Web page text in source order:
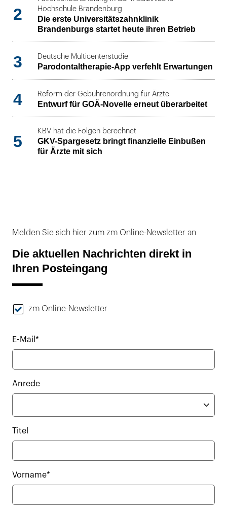
2
Hochschule Brandenburg
Die erste Universitätszahnklinik
Brandenburgs startet heute ihren Betrieb
3 Deutsche Multicenterstudie
Parodontaltherapie-App verfehlt Erwartungen
4 Reform der Gebührenordnung für Ärzte
Entwurf für GOÄ-Novelle erneut überarbeitet
5
KBV hat die Folgen berechnet
GKV-Spargesetz bringt finanzielle Einbußen
für Ärzte mit sich
Melden Sie sich hier zum zm Online-Newsletter an
Die aktuellen Nachrichten direkt in
Ihren Posteingang
zm Online-Newsletter
E-Mail*
Anrede
Titel
Vorname*